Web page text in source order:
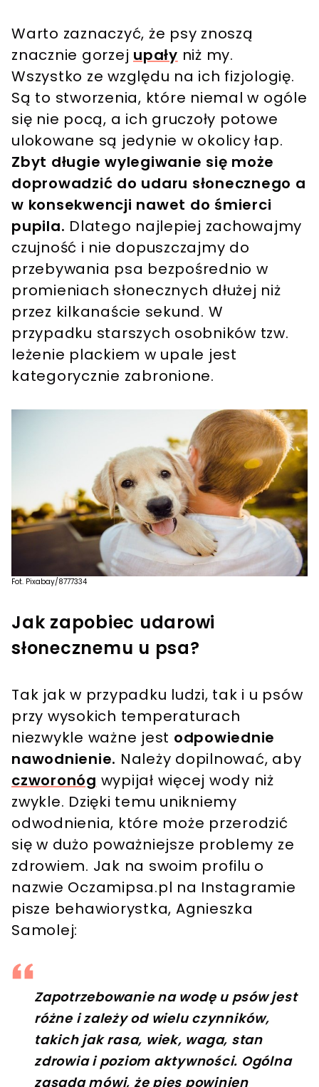
Warto zaznaczyć, że psy znoszą
znacznie gorzej upały niż my.
Wszystko ze względu na ich fizjologię.
Są to stworzenia, które niemal w ogóle
się nie pocą, a ich gruczoły potowe
ulokowane są jedynie w okolicy łap.
Zbyt długie wylegiwanie się może
doprowadzić do udaru słonecznego a
w konsekwencji nawet do śmierci
pupila. Dlatego najlepiej zachowajmy
czujność i nie dopuszczajmy do
przebywania psa bezpośrednio w
promieniach słonecznych dłużej niż
przez kilkanaście sekund. W
przypadku starszych osobników tzw.
leżenie plackiem w upale jest
kategorycznie zabronione.
Fot. Pixabay/8777334
Jak zapobiec udarowi
słonecznemu u psa?
Tak jak w przypadku ludzi, tak i u psów
przy wysokich temperaturach
niezwykle ważne jest odpowiednie
nawodnienie. Należy dopilnować, aby
czworonóg wypijał więcej wody niż
zwykle. Dzięki temu unikniemy
odwodnienia, które może przerodzić
się w dużo poważniejsze problemy ze
zdrowiem. Jak na swoim profilu o
nazwie Oczamipsa.pl na Instagramie
pisze behawiorystka, Agnieszka
Samolej:
Zapotrzebowanie na wodę u psów jest
różne i zależy od wielu czynników,
takich jak rasa, wiek, waga, stan
zdrowia i poziom aktywności. Ogólna
zasada mówi, że pies powinien